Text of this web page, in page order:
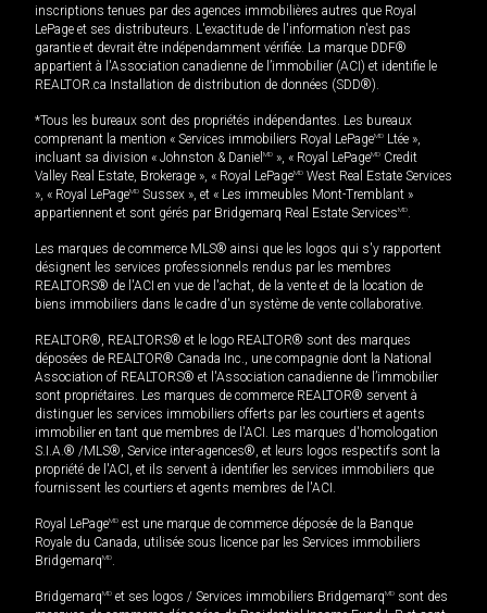
inscriptions tenues par des agences immobilières autres que Royal
LePage et ses distributeurs. L'exactitude de l'information n'est pas
garantie et devrait être indépendamment vérifiée. La marque DDF®
appartient à l'Association canadienne de l’immobilier (ACI) et identifie le
REALTOR.ca Installation de distribution de données (SDD®).
*Tous les bureaux sont des propriétés indépendantes. Les bureaux
comprenant la mention « Services immobiliers Royal LePageMD Ltée »,
incluant sa division « Johnston & Daniel MD », « Royal LePageMD Credit
Valley Real Estate, Brokerage », « Royal LePageMD West Real Estate Services
», « Royal LePageMD Sussex », et « Les immeubles Mont-Tremblant »
appartiennent et sont gérés par Bridgemarq Real Estate ServicesMD.
Les marques de commerce MLS® ainsi que les logos qui s'y rapportent
désignent les services professionnels rendus par les membres
REALTORS® de l'ACI en vue de l'achat, de la vente et de la location de
biens immobiliers dans le cadre d'un système de vente collaborative.
REALTOR®, REALTORS® et le logo REALTOR® sont des marques
déposées de REALTOR® Canada Inc., une compagnie dont la National
Association of REALTORS® et l'Association canadienne de l’immobilier
sont propriétaires. Les marques de commerce REALTOR® servent à
distinguer les services immobiliers offerts par les courtiers et agents
immobilier en tant que membres de l'ACI. Les marques d'homologation
S.I.A.® /MLS®, Service inter-agences®, et leurs logos respectifs sont la
propriété de l'ACI, et ils servent à identifier les services immobiliers que
fournissent les courtiers et agents membres de l'ACI.
Royal LePageMD est une marque de commerce déposée de la Banque
Royale du Canada, utilisée sous licence par les Services immobiliers
BridgemarqMD.
BridgemarqMD et ses logos / Services immobiliers BridgemarqMD sont des